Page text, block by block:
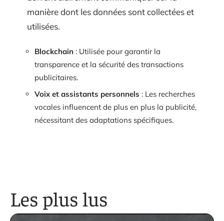
manière dont les données sont collectées et
utilisées.
Blockchain : Utilisée pour garantir la
transparence et la sécurité des transactions
publicitaires.
Voix et assistants personnels : Les recherches
vocales influencent de plus en plus la publicité,
nécessitant des adaptations spécifiques.
Les plus lus